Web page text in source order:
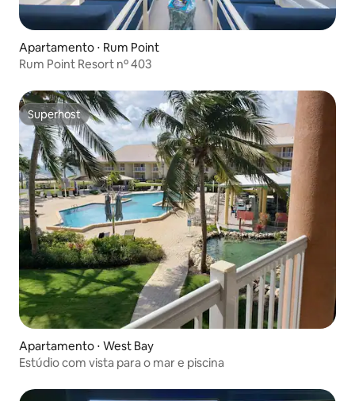
Apartamento ⋅ Rum Point
Rum Point Resort nº 403
Superhost
Superhost
Apartamento ⋅ West Bay
Estúdio com vista para o mar e piscina